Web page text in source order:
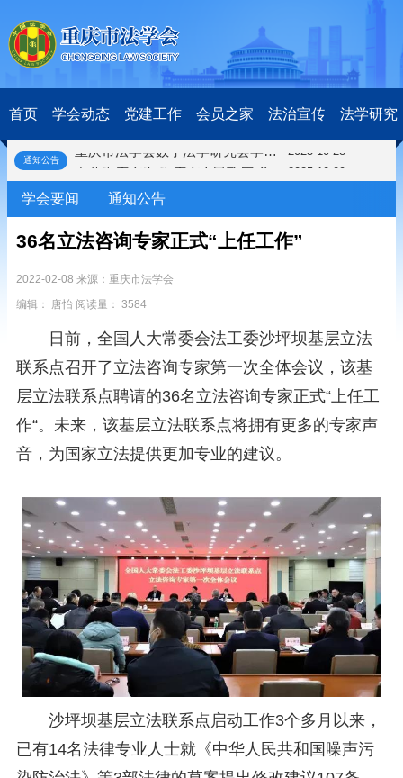
首页 学会动态 党建工作 会员之家 法治宣传 法学研究
通知公告
关于开展第十一届“全国杰出青年法学家”评选表彰活动的通知 2026-03-18
研究阐释党的二十届四中全会和中央全面依法治国工作会议精神专项课题立项公示公告 2026-02-28
关于研究阐释党的二十届四中全会和中央全面依法治国工作会议精神专项课题申报工作的通知 2025-12-07
第七届“中国—东盟法治论坛”11月20日至22日在渝举办 2025-11-18
2025-10-09
第二十届西部法治论坛暨法治宁夏论坛拟获奖论文公示 2025-09-07
征稿启事
关于开展“2025年青年普法志愿者法治文化基层行”活动的通知 2025-04-22
会议预告 | 中国法学会法学期刊研究会2025年年会将在重庆召开 2025-03-12
研究阐释党的二十届四中全会和中央全面依法治国工作会议精神专项课题立项公示公告 2026-02-28
关于研究阐释党的二十届四中全会和中央全面依法治国工作会议精神专项课题申报工作的通知 2025-12-07
中央政法委印发通知要求学习宣传重庆检察未成年人保护工作团队代表先进事迹 2025-09-30
关于学习运用普法专栏节目《说法》的通知 2025-09-08
第二十届西部法治论坛暨法治宁夏论坛拟获奖论文公示 2025-09-07
征稿启事 2025-08-28
中国法学会2025年度部级法学研究课题立项公告 2025-07-20
中国法学会2025年度部级法学研究课题立项公示公告 2025-07-08
重庆市法学会第五期法学研究立项课题名单公布 2025-05-20
关于开展“2025年青年普法志愿者法治文化基层行”活动的通知 2025-04-22
会议预告 | 中国法学会法学期刊研究会2025年年会将在重庆召开 2025-03-12
学会要闻 通知公告
36名立法咨询专家正式“上任工作”
2022-02-08 来源：重庆市法学会
编辑： 唐怡 阅读量： 3584
日前，全国人大常委会法工委沙坪坝基层立法
联系点召开了立法咨询专家第一次全体会议，该基
层立法联系点聘请的36名立法咨询专家正式“上任工
作“。未来，该基层立法联系点将拥有更多的专家声
音，为国家立法提供更加专业的建议。
沙坪坝基层立法联系点启动工作3个多月以来，
已有14名法律专业人士就《中华人民共和国噪声污